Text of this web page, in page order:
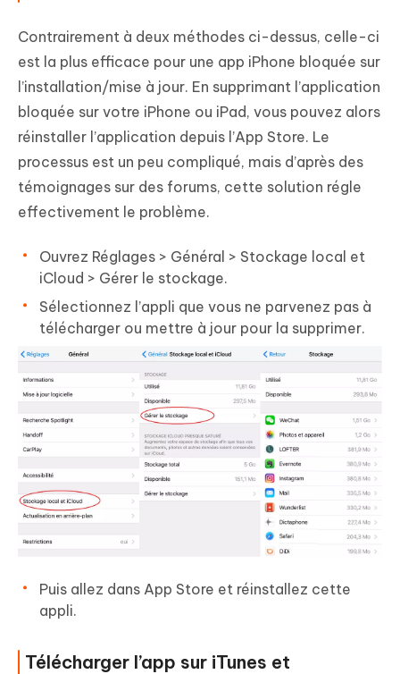
Contrairement à deux méthodes ci-dessus, celle-ci
est la plus efficace pour une app iPhone bloquée sur
l’installation/mise à jour. En supprimant l’application
bloquée sur votre iPhone ou iPad, vous pouvez alors
réinstaller l’application depuis l’App Store. Le
processus est un peu compliqué, mais d’après des
témoignages sur des forums, cette solution régle
effectivement le problème.
Ouvrez Réglages > Général > Stockage local et
iCloud > Gérer le stockage.
Sélectionnez l’appli que vous ne parvenez pas à
télécharger ou mettre à jour pour la supprimer.
Puis allez dans App Store et réinstallez cette
appli.
Télécharger l’app sur iTunes et